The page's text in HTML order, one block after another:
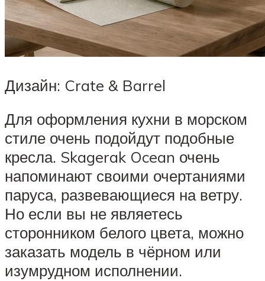
Дизайн: Crate & Barrel
Для оформления кухни в морском
стиле очень подойдут подобные
кресла. Skagerak Ocean очень
напоминают своими очертаниями
паруса, развевающиеся на ветру.
Но если вы не являетесь
сторонником белого цвета, можно
заказать модель в чёрном или
изумрудном исполнении.